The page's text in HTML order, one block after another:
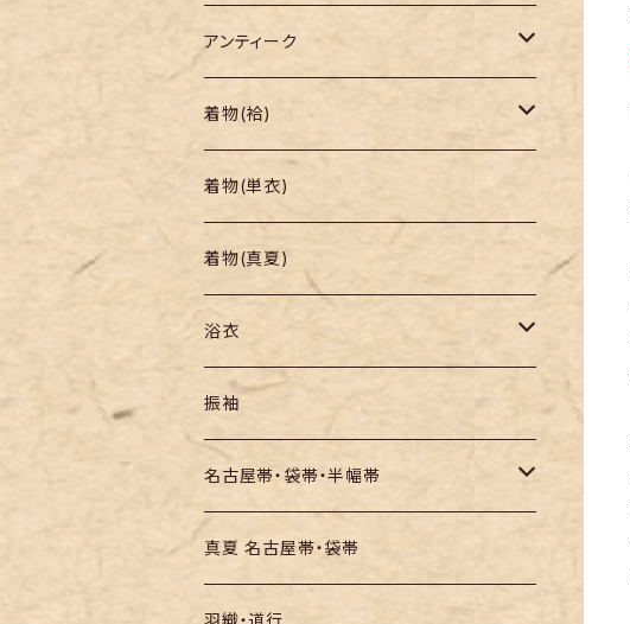
アンティーク
着物
帯
羽織り・道行
着物(袷)
小紋
色無地・江戸小紋
紬
訪問着・付下
お召し
着物(単衣)
着物(真夏)
浴衣
セオα・ポリ
木綿・綿麻
絞りの浴衣
振袖
名古屋帯・袋帯・半幅帯
名古屋帯
袋帯
真夏 名古屋帯・袋帯